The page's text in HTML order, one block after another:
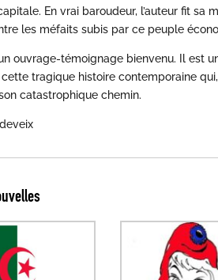
En vrai baroudeur, l’auteur fit sa
les méfaits subis par ce peuple
ouvrage-témoignage bienvenu. Il est
tragique histoire contemporaine
catastrophique chemin.